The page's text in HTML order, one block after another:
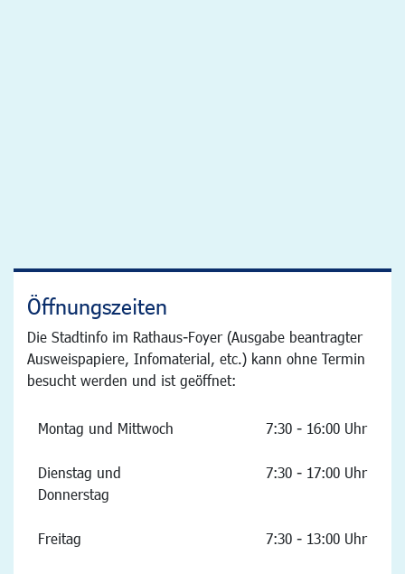
Öffnungszeiten
Die Stadtinfo im Rathaus-Foyer (Ausgabe beantragter
Ausweispapiere, Infomaterial, etc.) kann ohne Termin
besucht werden und ist geöffnet:
Montag und Mittwoch 7:30 - 16:00 Uhr
Dienstag und
Donnerstag
7:30 - 17:00 Uhr
Freitag 7:30 - 13:00 Uhr